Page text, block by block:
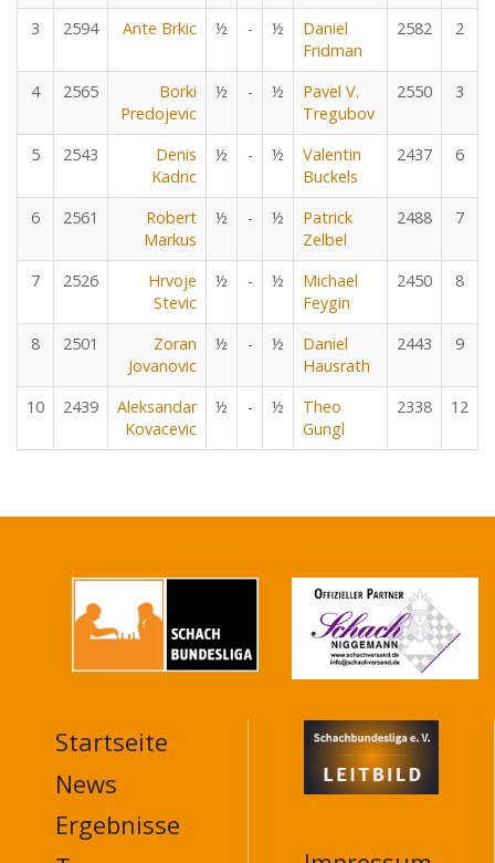
3 2594 Ante Brkic ½ - ½
Daniel
Fridman
2582 2
4 2565
Borki
Predojevic
½ - ½
Pavel V.
Tregubov
2550 3
5 2543
Denis
Kadric
½ - ½
Valentin
Buckels
2437 6
6 2561
Robert
Markus
½ - ½
Patrick
Zelbel
2488 7
7 2526
Hrvoje
Stevic
½ - ½
Michael
Feygin
2450 8
8 2501
Zoran
Jovanovic
½ - ½
Daniel
Hausrath
2443 9
10 2439
Aleksandar
Kovacevic
½ - ½
Theo
Gungl
2338 12
MAIN
NAVIGATION
FOOTER
Startseite
News
Ergebnisse